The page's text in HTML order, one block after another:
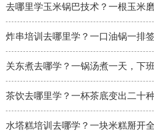
去哪里学玉米锅巴技术？一根玉米
炸串培训去哪里学？一口油锅一排
关东煮去哪学？一锅汤煮一天，下
茶饮去哪里学？一杯茶底变出二十
水塔糕培训去哪学？一块米糕掰开